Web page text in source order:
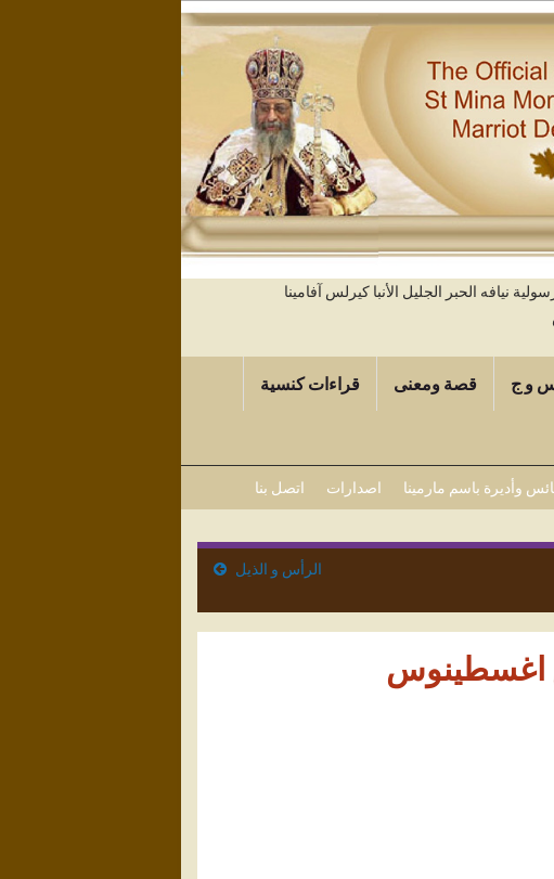
نيافه الحبر الجليل الأنبا كيرلس آفامينا
و ج قصة ومعنى قراءات كنسية
وأديرة باسم مارمينا اصدارات اتصل بنا
الرأس و الذيل
اغسطينوس